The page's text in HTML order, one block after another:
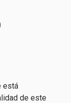
está
de este